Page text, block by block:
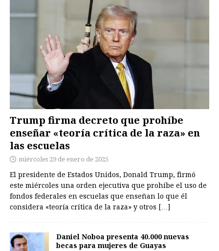
Trump firma decreto que prohíbe
enseñar «teoría crítica de la raza» en
las escuelas
miércoles 29 de enero de 2025
El presidente de Estados Unidos, Donald Trump, firmó
este miércoles una orden ejecutiva que prohíbe el uso de
fondos federales en escuelas que enseñan lo que él
considera «teoría crítica de la raza» y otros […]
Daniel Noboa presenta 40.000 nuevas
becas para mujeres de Guayas